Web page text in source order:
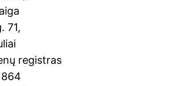
71,
registras